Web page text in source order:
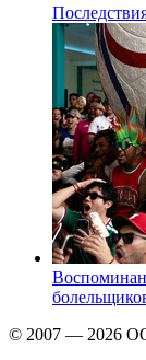
© 2007 — 2026